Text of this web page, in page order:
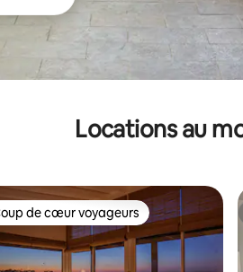
Locations au
de cœur voyageurs parmi les plus
de cœur voyageurs